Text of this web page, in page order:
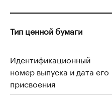
Тип ценной бумаги
Идентификационный
номер выпуска и дата его
присвоения